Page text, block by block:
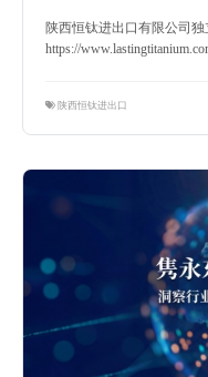
陕西恒钛进出口有限公司独
https://
陕西恒钛进出口